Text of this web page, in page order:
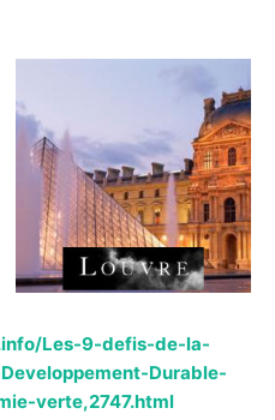
Les-9-defis-de-la-
Durable-
verte,2747.html